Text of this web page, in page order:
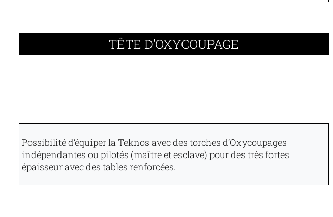
TÊTE D’OXYCOUPAGE
Possibilité d’équiper la Teknos avec des torches d’Oxycoupages
indépendantes ou pilotés (maître et esclave) pour des très fortes
épaisseur avec des tables renforcées.